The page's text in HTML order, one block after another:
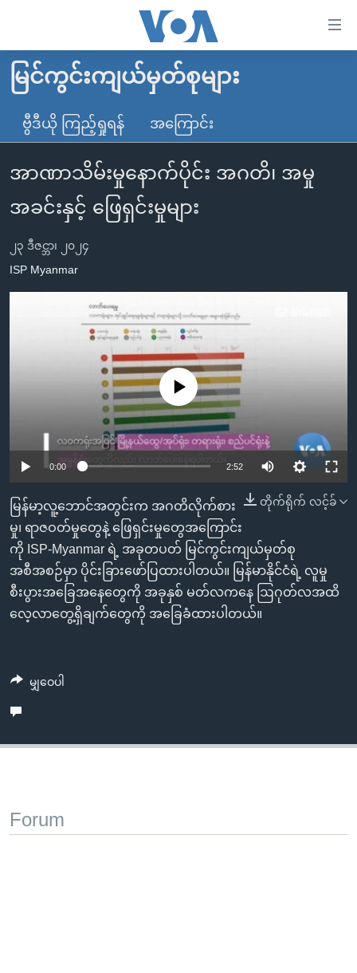
လွယ်ကူ
စေ
သည့်
များ
ပင်မ
သို့
ကျော်
ကျော်
ကြည့်
ရှာဖွေ
ရန်
နေရာ
သို့
ကျော်
ရန်
မူလစာမျက်နှာ
မြန်မာ
ကမ္ဘာ့သတင်းများ
နိုင်ငံတကာ
အမေရိကန်
အစ္စရေး-ပါလက်စတိုင်း
ဗွီဒီယို
သတင်းလွတ်လပ်ခွင့်
ရပ်ဝန်းတခု လမ်းတခု အလွန်
အင်္ဂလိပ်စာလေ့လာမယ်
မကြေးမုံရဲ့ အင်္ဂလိပ်စာ
ရုပ်ရှင်ထဲက အင်္ဂလိပ်စာ
သုတပဒေသာ အင်္ဂလိပ်စာ
ရေဒီယိုနှင့်ရုပ်သံ အချက်အလက်များ
ရေဒီယို/တီဗွီအစီအစဉ်
Learning English
ဗွီအိုအေ လူမှုကွန်ယက်များ
ဘာသာစကားများ
မြင်ကွင်းကျယ်မှတ်စုများ
ဗွီဒီယို ကြည့်ရှုရန် အကြောင်း
အာဏာသိမ်းမှုနောက်ပိုင်း အဂတိ၊ အမှု
အခင်းနှင့် ဖြေရှင်းမှုများ
၂၃ ဒီဇင္ဘာ၊ ၂၀၂၄
ISP Myanmar
No media source currently available
0:00 2:52
တိုက်ရိုက် လင့်ခ်
မြန်မာ့လူ့ဘောင်အတွင်းက အဂတိလိုက်စား
မှု၊ ရာဇဝတ်မှုတွေနဲ့ ဖြေရှင်းမှုတွေအကြောင်း
ကို ISP-Myanmar ရဲ့ အခုတပတ် မြင်ကွင်းကျယ်မှတ်စု
အစီအစဉ်မှာ ပိုင်းခြားဖော်ပြထားပါတယ်။ မြန်မာနိုင်ငံရဲ့ လူမှု
စီးပွားအခြေအနေတွေကို အခုနှစ် မတ်လကနေ ဩဂုတ်လအထိ
လေ့လာတွေ့ရှိချက်တွေကို အခြေခံထားပါတယ်။
မျှဝေပါ
Forum